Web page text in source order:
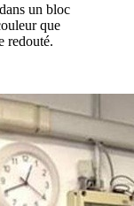
un bloc
que
redouté.